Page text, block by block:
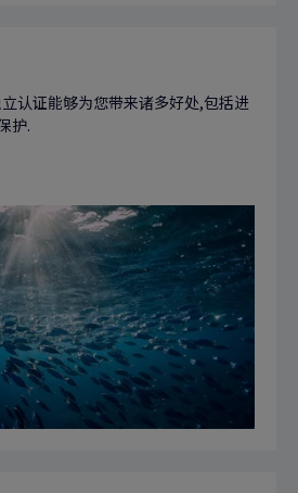
认证能够为您带来诸多好处,包括进
护.